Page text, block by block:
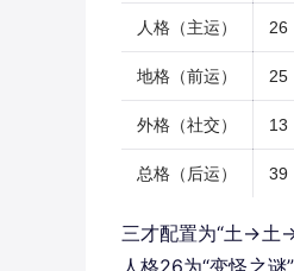
人格（主运） 26
地格（前运） 25
外格（社交） 13
总格（后运） 39
三才配置为“土→土